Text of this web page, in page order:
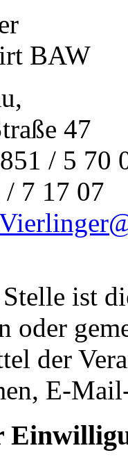
BAW
47
/ 5 70
7 17 07
ist
oder
der
E-